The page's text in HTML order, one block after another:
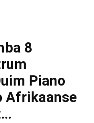
8
Piano
Afrikaanse